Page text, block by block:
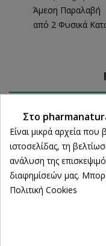
Άμεση Παραλαβή
από 2 Φυσικά
Lamberts
Η βιταμίνη D
διατροφής ή να
φως (UVB) και
Στο
Είναι μικρά αρχεία
ιστοσελίδας, τη
ανάλυση της
διαφημίσεών μας.
Πολιτική Cookies